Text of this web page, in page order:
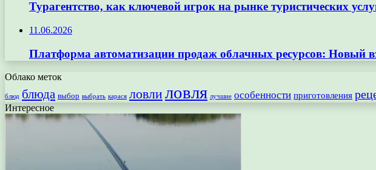
Турагентство, как ключевой игрок на рынке туристических
11.06.2026
Платформа автоматизации продаж облачных ресурсов: Новый
Облако меток
блюд блюда выбор выбрать карася ловлиловля лучшие особенности приготовления
Интересное